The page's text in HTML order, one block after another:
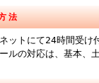
法
ットにて24時間受け
ルの対応は、基本、